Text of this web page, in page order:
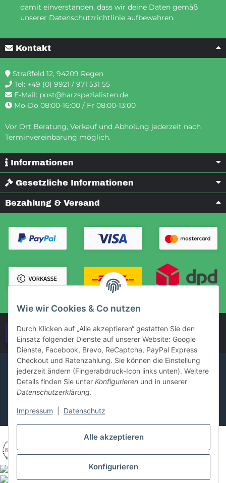
Alle akzeptieren
Konfigurieren
Wie wir Cookies & Co nutzen
Durch Klicken auf „Alle akzeptieren“ gestatten Sie den
Einsatz folgender Dienste auf unserer Website: Google
Dienste, Facebook, Brevo, ReCaptcha, PayPal Express
Checkout und Ratenzahlung. Sie können die Einstellung
jederzeit ändern (Fingerabdruck-Icon links unten). Weitere
Details finden Sie unter Konfigurieren und in unserer
Datenschutzerklärung.
Impressum Datenschutz
damit einverstanden, dass wir deine Daten gemäß
unserer Datenschutzrichtlinie aufbewahren.
Kontakt
Straßfeld 12, 94209 Regen
Tel: +49 (0) 9921 / 971 531 55
E-Mail: post@harzspezialisten.de
Mo-Do 08:00-16:00 / Fr 08:00-13:00
Vor Ort Beratung, Verkauf und Abholung jederzeit nach
Terminvereinbarung möglich.
Informationen
Gesetzliche Informationen
Bezahlung & Versand
Vertrag widerrufen